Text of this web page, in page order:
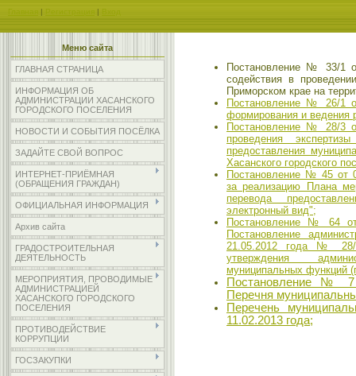
| | Вход
Меню сайта
ГЛАВНАЯ СТРАНИЦА
ИНФОРМАЦИЯ ОБ
АДМИНИСТРАЦИИ ХАСАНСКОГО
ГОРОДСКОГО ПОСЕЛЕНИЯ
НОВОСТИ И СОБЫТИЯ ПОСЁЛКА
ЗАДАЙТЕ СВОЙ ВОПРОС
ИНТЕРНЕТ-ПРИЁМНАЯ
(ОБРАЩЕНИЯ ГРАЖДАН)
ОФИЦИАЛЬНАЯ ИНФОРМАЦИЯ
Архив сайта
ГРАДОСТРОИТЕЛЬНАЯ
ДЕЯТЕЛЬНОСТЬ
МЕРОПРИЯТИЯ, ПРОВОДИМЫЕ
АДМИНИСТРАЦИЕЙ
ХАСАНСКОГО ГОРОДСКОГО
ПОСЕЛЕНИЯ
ПРОТИВОДЕЙСТВИЕ
КОРРУПЦИИ
ГОСЗАКУПКИ
Постановление № 33/1
содействия в
Приморском крае на
Постановление № 26/1
формирования и ведения
Постановление № 28/3
проведения
предоставления
Хасанского городского
Постановление № 45 от
за реализацию Плана
перевода
электронный вид";
Постановление № 64
Постановление
21.05.2012 года № 28/
утверждения
муниципальных функций
Постановление № 7
Перечня
Перечень
11.02.2013 года;